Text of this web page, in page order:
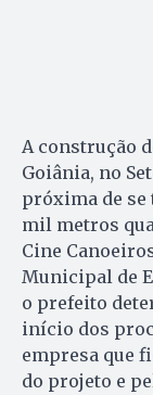
A construção
Goiânia, no
próxima de se
mil metros
Cine
Municipal de
o prefeito
início dos
empresa que
do projeto e